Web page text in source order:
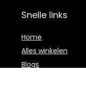
Snelle links
Home
Alles winkelen
Blogs